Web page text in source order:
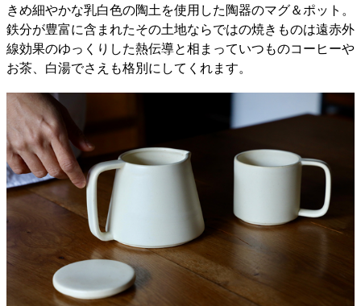
きめ細やかな乳白色の陶土を使用した陶器のマグ＆ポット。
鉄分が豊富に含まれたその土地ならではの焼きものは遠赤外
線効果のゆっくりした熱伝導と相まっていつものコーヒーや
お茶、白湯でさえも格別にしてくれます。